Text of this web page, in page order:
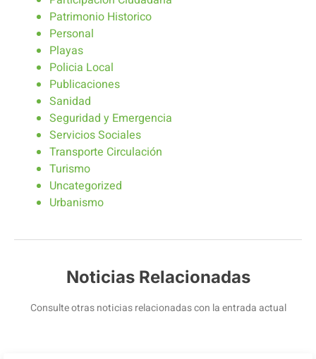
Patrimonio Historico
Personal
Playas
Policia Local
Publicaciones
Sanidad
Seguridad y Emergencia
Servicios Sociales
Transporte Circulación
Turismo
Uncategorized
Urbanismo
Noticias Relacionadas
Consulte otras noticias relacionadas con la entrada actual